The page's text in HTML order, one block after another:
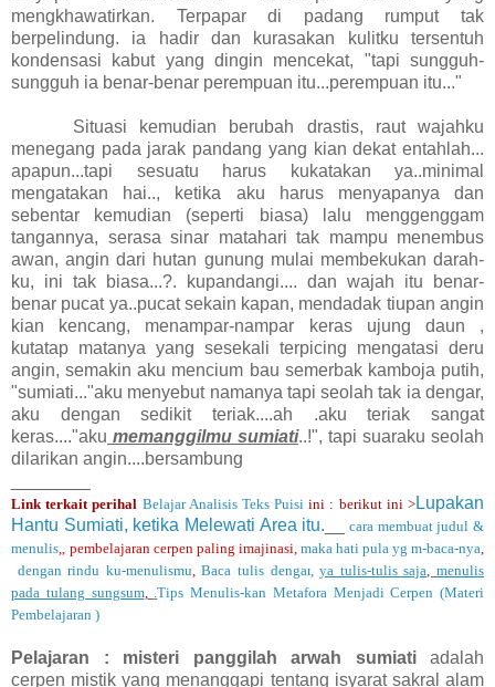
mengkhawatirkan. Terpapar di padang rumput tak
berpelindung. ia hadir dan kurasakan kulitku tersentuh
kondensasi kabut yang dingin mencekat, "tapi sungguh-
sungguh ia benar-benar perempuan itu...perempuan itu..."
Situasi kemudian berubah drastis, raut wajahku
menegang pada jarak pandang yang kian dekat entahlah...
apapun...tapi sesuatu harus kukatakan ya..minimal
mengatakan hai.., ketika aku harus menyapanya dan
sebentar kemudian (seperti biasa) lalu menggenggam
tangannya, serasa sinar matahari tak mampu menembus
awan, angin dari hutan gunung mulai membekukan darah-
ku, ini tak biasa...?. kupandangi.... dan wajah itu benar-
benar pucat ya..pucat sekain kapan, mendadak tiupan angin
kian kencang, menampar-nampar keras ujung daun ,
kutatap matanya yang sesekali terpicing mengatasi deru
angin, semakin aku mencium bau semerbak kamboja putih,
"sumiati..."aku menyebut namanya tapi seolah tak ia dengar,
aku dengan sedikit teriak....ah .aku teriak sangat
keras...."aku memanggilmu sumiati..!", tapi suaraku seolah
dilarikan angin....bersambung
Link terkait perihal Belajar Analisis Teks Puisi ini : berikut ini > Lupakan
Hantu Sumiati, ketika Melewati Area itu.
cara membuat judul &
menulis,, pembelajaran cerpen paling imajinasi, maka hati pula yg m-baca-nya,
dengan rindu ku-menulismu,Baca tulis dengar,ya tulis-tulis saja,menulis
pada tulang sungsum, .Tips Menulis-kan Metafora Menjadi Cerpen (Materi
Pembelajaran )
Pelajaran : misteri panggilah arwah sumiatiadalah
cerpen mistik yang menanggapi tentang isyarat sakral alam